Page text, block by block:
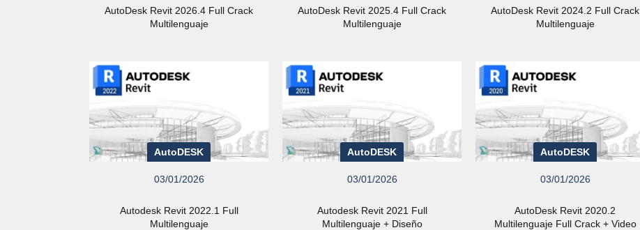
AutoDesk Revit 2026.4 Full Crack
Multilenguaje
AutoDesk Revit 2025.4 Full Crack
Multilenguaje
AutoDesk Revit 2024.2 Full Crack
Multilenguaje
AutoDESK
03/01/2026
Autodesk Revit 2022.1 Full
Multilenguaje
AutoDESK
03/01/2026
Autodesk Revit 2021 Full
Multilenguaje + Diseño
AutoDESK
03/01/2026
AutoDesk Revit 2020.2
Multilenguaje Full Crack + Video